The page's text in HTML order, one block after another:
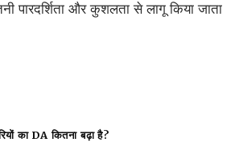
पारदर्शिता और कुशलता से लागू किया जाता
का DA कितना बढ़ा है?